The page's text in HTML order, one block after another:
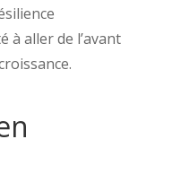
à aller de l’avant